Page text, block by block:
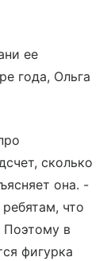
ее
года, Ольга
сколько
она. -
что
Поэтому в
фигурка